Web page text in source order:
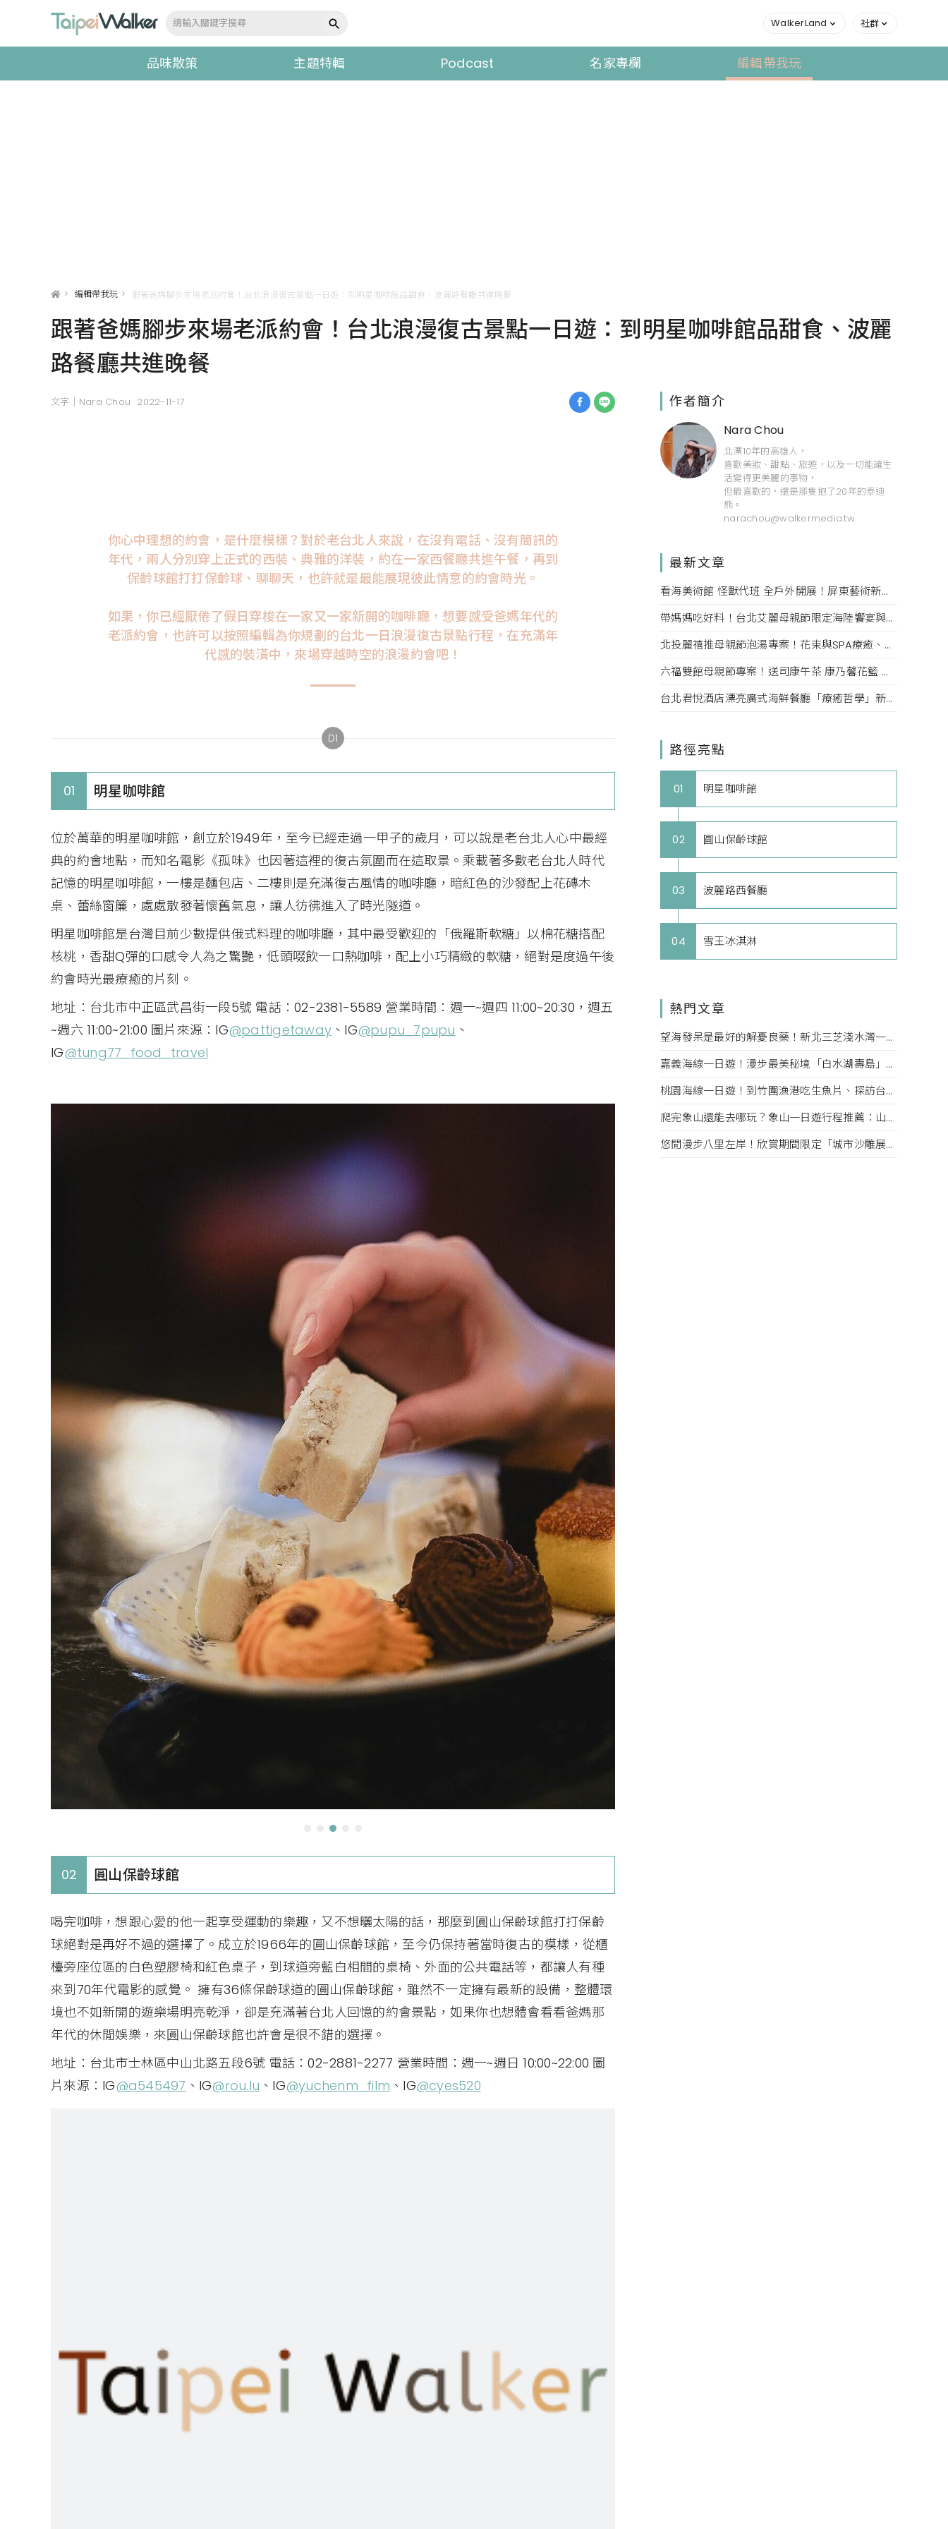
WalkerLand 社群
品味散策 主題特輯 Podcast 名家專欄 編輯帶我玩
> 編輯帶我玩 > 跟著爸媽腳步來場老派約會！台北浪漫復古景點一日遊：到明星咖啡館品甜食、波麗路餐廳共進晚餐
跟著爸媽腳步來場老派約會！台北浪漫復古景點一日遊：到明星咖啡館品甜食、波麗
路餐廳共進晚餐
文字｜Nara Chou 2022-11-17
你心中理想的約會，是什麼模樣？對於老台北人來說，在沒有電話、沒有簡訊的
年代，兩人分別穿上正式的西裝、典雅的洋裝，約在一家西餐廳共進午餐，再到
保齡球館打打保齡球、聊聊天，也許就是最能展現彼此情意的約會時光。
如果，你已經厭倦了假日穿梭在一家又一家新開的咖啡廳，想要感受爸媽年代的
老派約會，也許可以按照編輯為你規劃的台北一日浪漫復古景點行程，在充滿年
代感的裝潢中，來場穿越時空的浪漫約會吧！
D1
01 明星咖啡館
位於萬華的明星咖啡館，創立於1949年，至今已經走過一甲子的歲月，可以說是老台北人心中最經
典的約會地點，而知名電影《孤味》也因著這裡的復古氛圍而在這取景。乘載著多數老台北人時代
記憶的明星咖啡館，一樓是麵包店、二樓則是充滿復古風情的咖啡廳，暗紅色的沙發配上花磚木
桌、蕾絲窗簾，處處散發著懷舊氣息，讓人彷彿進入了時光隧道。
明星咖啡館是台灣目前少數提供俄式料理的咖啡廳，其中最受歡迎的「俄羅斯軟糖」以棉花糖搭配
核桃，香甜Q彈的口感令人為之驚艷，低頭啜飲一口熱咖啡，配上小巧精緻的軟糖，絕對是度過午後
約會時光最療癒的片刻。
地址：台北市中正區武昌街一段5號 電話：02-2381-5589 營業時間：週一~週四 11:00~20:30，週五
~週六 11:00~21:00 圖片來源：IG@pattigetaway 、IG@pupu_7pupu 、
IG@tung77_food_travel
02 圓山保齡球館
喝完咖啡，想跟心愛的他一起享受運動的樂趣，又不想曬太陽的話，那麼到圓山保齡球館打打保齡
球絕對是再好不過的選擇了。成立於1966年的圓山保齡球館，至今仍保持著當時復古的模樣，從櫃
檯旁座位區的白色塑膠椅和紅色桌子，到球道旁藍白相間的桌椅、外面的公共電話等，都讓人有種
來到70年代電影的感覺。 擁有36條保齡球道的圓山保齡球館，雖然不一定擁有最新的設備，整體環
境也不如新開的遊樂場明亮乾淨，卻是充滿著台北人回憶的約會景點，如果你也想體會看看爸媽那
年代的休閒娛樂，來圓山保齡球館也許會是很不錯的選擇。
地址：台北市士林區中山北路五段6號 電話：02-2881-2277 營業時間：週一~週日 10:00~22:00 圖
片來源：IG@a545497 、IG@rou.lu 、IG@yuchenm_film 、IG@cyes520
作者簡介
Nara Chou
北漂10年的高雄人，
喜歡美妝、甜點、旅遊，以及一切能讓生
活變得更美麗的事物，
但最喜歡的，還是那隻抱了20年的泰迪
熊。
narachou@walkermedia.tw
最新文章
看海美術館 怪獸代班 全戶外開展！屏東藝術新亮點 網美必拍。
帶媽媽吃好料！台北艾麗母親節限定海陸饗宴與住房專案一次收藏。
北投麗禧推母親節泡湯專案！花束與SPA療癒、甜點同步登場
六福雙館母親節專案！送司康午茶 康乃馨花籃 演唱會票，高鐵78折限量。
台北君悅酒店漂亮廣式海鮮餐廳「療癒哲學」新菜單！每一口都成為心靈的享受。
路徑亮點
01 明星咖啡館
02 圓山保齡球館
03 波麗路西餐廳
04 雪王冰淇淋
熱門文章
望海發呆是最好的解憂良藥！新北三芝淺水灣一日遊行程推薦：到海景咖啡廳放空、傍晚去望海平台看夕陽
嘉義海線一日遊！漫步最美秘境「白水湖壽島」、東石烤蚵吃到飽，還可以順遊故宮南院、用九柑仔店
桃園海線一日遊！到竹圍漁港吃生魚片、探訪台版撒哈拉沙漠「草漯沙丘」，再去大古山步道看夜景賞飛機
爬完象山還能去哪玩？象山一日遊行程推薦：山腳下吃甜點喝咖啡、夜晚到四四南村觀賞光雕秀
悠閒漫步八里左岸！欣賞期間限定「城市沙雕展」，再到「美好時光．八里」享受復古咖啡時光